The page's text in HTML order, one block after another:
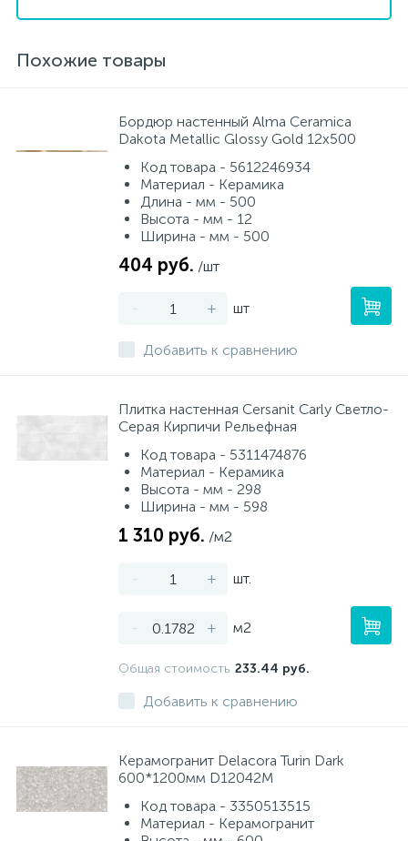
Похожие товары
Бордюр настенный Alma Ceramica
Dakota Metallic Glossy Gold 12x500
Код товара - 5612246934
Материал - Керамика
Длина - мм - 500
Высота - мм - 12
Ширина - мм - 500
404 руб. /шт
- + шт
Добавить к сравнению
Плитка настенная Cersanit Carly Светло-
Серая Кирпичи Рельефная
Код товара - 5311474876
Материал - Керамика
Высота - мм - 298
Ширина - мм - 598
1 310 руб. /м2
- + шт.
- + м2
Общая стоимость 233.44 руб.
Добавить к сравнению
Керамогранит Delacora Turin Dark
600*1200мм D12042M
Код товара - 3350513515
Материал - Керамогранит